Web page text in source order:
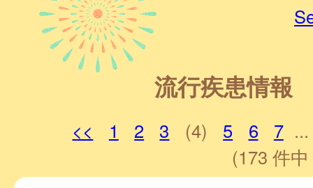
流行疾患情報
<< 1 2 3 (4) 5 6 7 ...
(173 件